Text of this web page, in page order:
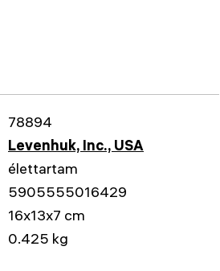
78894
Levenhuk, Inc., USA
élettartam
5905555016429
16x13x7 cm
0.425 kg